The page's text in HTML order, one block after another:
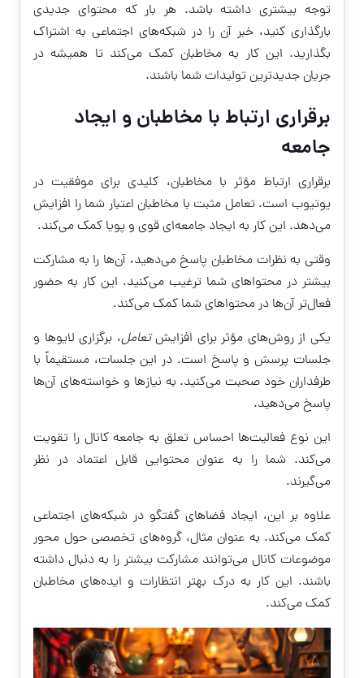
توجه بیشتری داشته باشد. هر بار که محتوای جدیدی
بارگذاری کنید، خبر آن را در شبکه‌های اجتماعی به اشتراک
بگذارید. این کار به مخاطبان کمک می‌کند تا همیشه در
جریان جدیدترین تولیدات شما باشند.
برقراری ارتباط با مخاطبان و ایجاد
جامعه
برقراری ارتباط مؤثر با مخاطبان، کلیدی برای موفقیت در
یوتیوب است. تعامل مثبت با مخاطبان اعتبار شما را افزایش
می‌دهد. این کار به ایجاد جامعه‌ای قوی و پویا کمک می‌کند.
وقتی به نظرات مخاطبان پاسخ می‌دهید، آن‌ها را به مشارکت
بیشتر در محتواهای شما ترغیب می‌کنید. این کار به حضور
فعال‌تر آن‌ها در محتواهای شما کمک می‌کند.
یکی از روش‌های مؤثر برای افزایشتعامل، برگزاری لایوها و
جلسات پرسش و پاسخ است. در این جلسات، مستقیماً با
طرفداران خود صحبت می‌کنید. به نیازها و خواسته‌های آن‌ها
پاسخ می‌دهید.
این نوع فعالیت‌ها احساس تعلق به جامعه کانال را تقویت
می‌کند. شما را به عنوان محتوایی قابل اعتماد در نظر
می‌گیرند.
علاوه بر این، ایجاد فضاهای گفتگو در شبکه‌های اجتماعی
کمک می‌کند. به عنوان مثال، گروه‌های تخصصی حول محور
موضوعات کانال می‌توانند مشارکت بیشتر را به دنبال داشته
باشند. این کار به درک بهتر انتظارات و ایده‌های مخاطبان
کمک می‌کند.